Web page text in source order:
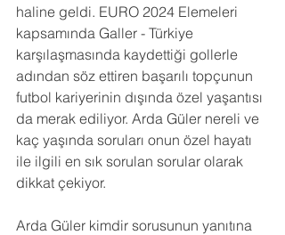
haline geldi. EURO 2024 Elemeleri
kapsamında Galler - Türkiye
karşılaşmasında kaydettiği gollerle
adından söz ettiren başarılı topçunun
futbol kariyerinin dışında özel yaşantısı
da merak ediliyor. Arda Güler nereli ve
kaç yaşında soruları onun özel hayatı
ile ilgili en sık sorulan sorular olarak
dikkat çekiyor.
Arda Güler kimdir sorusunun yanıtına